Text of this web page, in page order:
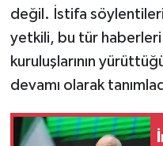
değil. İstifa
yetkili, bu tür haberleri
kuruluşlarının
devamı olarak